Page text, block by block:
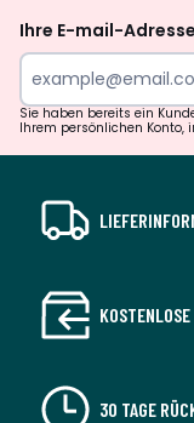
Ihre E-mail-Adresse
Sie haben bereits ein
Ihrem persönlichen Konto,
30 TAGE